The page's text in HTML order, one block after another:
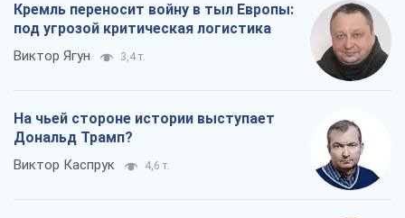
Кремль переносит войну в тыл Европы:
под угрозой критическая логистика
Виктор Ягун 3,4 т.
На чьей стороне истории выступает
Дональд Трамп?
Виктор Каспрук 4,6 т.